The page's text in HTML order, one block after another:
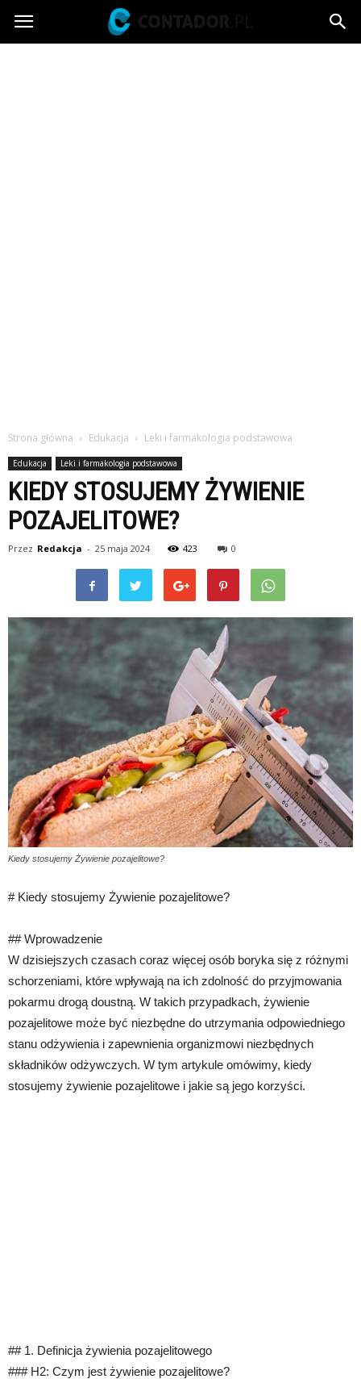
Contador.pl
Strona główna Edukacja Leki i farmakologia podstawowa
Edukacja Leki i farmakologia podstawowa
KIEDY STOSUJEMY ŻYWIENIE
POZAJELITOWE?
Przez Redakcja - 25 maja 2024 423 0
Kiedy stosujemy Żywienie pozajelitowe?
# Kiedy stosujemy Żywienie pozajelitowe?
## Wprowadzenie
W dzisiejszych czasach coraz więcej osób boryka się z różnymi
schorzeniami, które wpływają na ich zdolność do przyjmowania
pokarmu drogą doustną. W takich przypadkach, żywienie
pozajelitowe może być niezbędne do utrzymania odpowiedniego
stanu odżywienia i zapewnienia organizmowi niezbędnych
składników odżywczych. W tym artykule omówimy, kiedy
stosujemy żywienie pozajelitowe i jakie są jego korzyści.
## 1. Definicja żywienia pozajelitowego
### H2: Czym jest żywienie pozajelitowe?